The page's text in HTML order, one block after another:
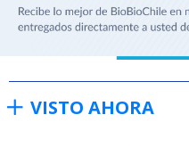
VISTO AHORA